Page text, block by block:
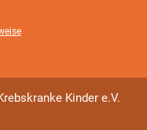
Kinder e.V.